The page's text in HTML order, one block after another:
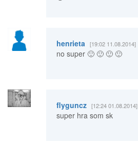
henrieta [19:02 11.08.2014]
no super 🙂 🙂 🙂 🙂
flyguncz [12:24 01.08.2014]
super hra som sk